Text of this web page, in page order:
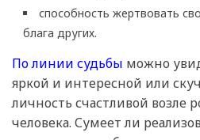
способность жертвовать
блага других.
По линии судьбы можно
яркой и интересной или
личность счастливой возле
человека. Сумеет ли